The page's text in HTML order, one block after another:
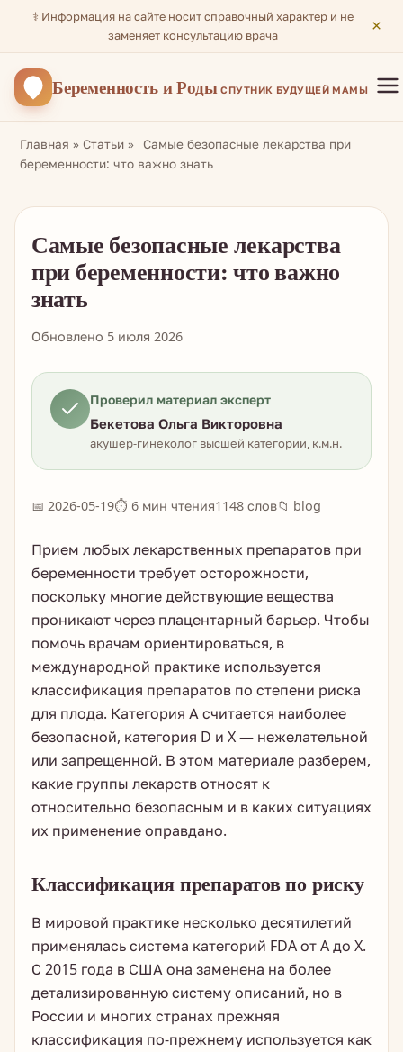
⚕️ Информация на сайте носит справочный характер и не
заменяет консультацию врача
×
Беременностьи Роды СПУТНИК БУДУЩЕЙ МАМЫ
Главная » Статьи » Самые безопасные лекарства при
беременности: что важно знать
Самые безопасные лекарства
при беременности: что важно
знать
Обновлено 5 июля 2026
Проверил материал эксперт
Бекетова Ольга Викторовна
акушер-гинеколог высшей категории, к.м.н.
📅 2026-05-19⏱ 6 мин чтения1148 слов📁 blog
Прием любых лекарственных препаратов при
беременности требует осторожности,
поскольку многие действующие вещества
проникают через плацентарный барьер. Чтобы
помочь врачам ориентироваться, в
международной практике используется
классификация препаратов по степени риска
для плода. Категория А считается наиболее
безопасной, категория D и X — нежелательной
или запрещенной. В этом материале разберем,
какие группы лекарств относят к
относительно безопасным и в каких ситуациях
их применение оправдано.
Классификация препаратов по риску
В мировой практике несколько десятилетий
применялась система категорий FDA от A до X.
С 2015 года в США она заменена на более
детализированную систему описаний, но в
России и многих странах прежняя
классификация по-прежнему используется как